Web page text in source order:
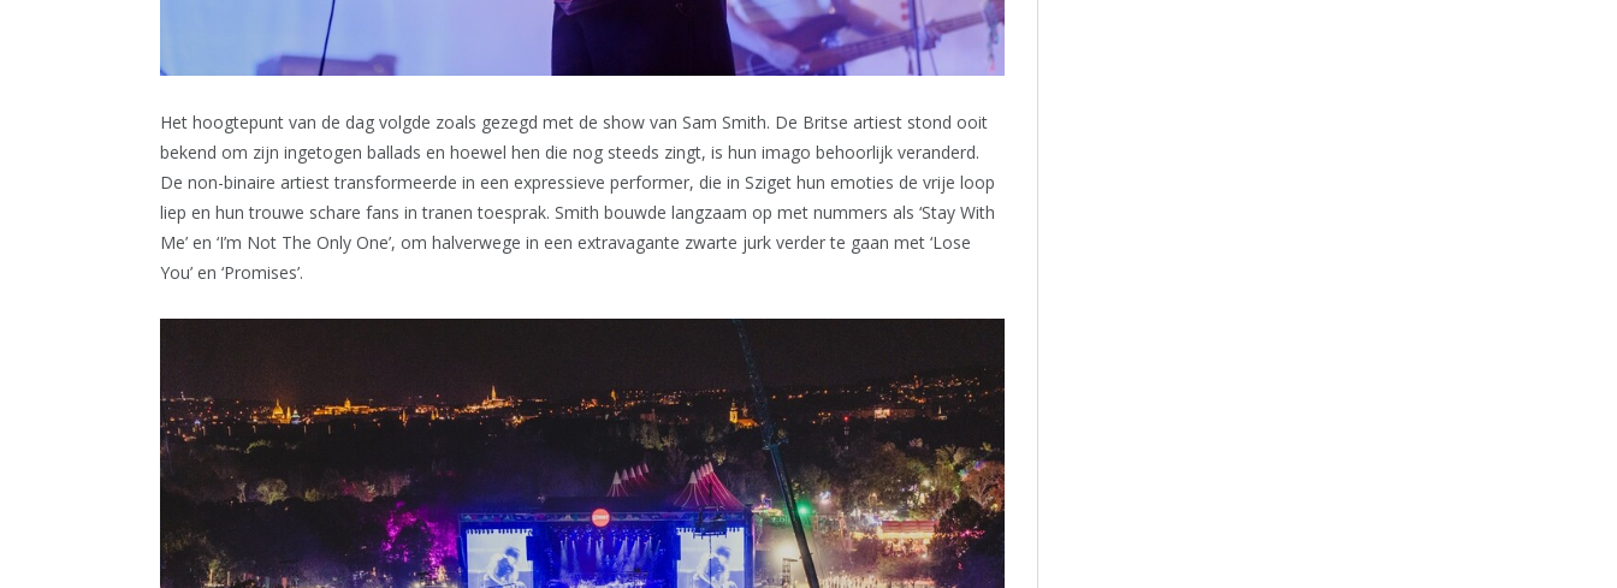
Het hoogtepunt van de dag volgde zoals gezegd met de show van Sam Smith. De Britse artiest stond ooit
bekend om zijn ingetogen ballads en hoewel hen die nog steeds zingt, is hun imago behoorlijk veranderd.
De non-binaire artiest transformeerde in een expressieve performer, die in Sziget hun emoties de vrije loop
liep en hun trouwe schare fans in tranen toesprak. Smith bouwde langzaam op met nummers als ‘Stay With
Me’ en ‘I’m Not The Only One’, om halverwege in een extravagante zwarte jurk verder te gaan met ‘Lose
You’ en ‘Promises’.